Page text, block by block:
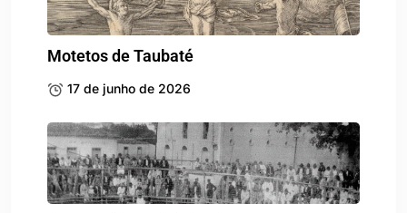
Motetos de Taubaté
17 de junho de 2026